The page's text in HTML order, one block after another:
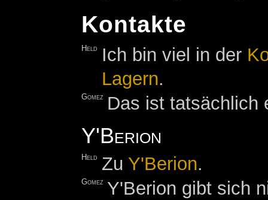
Kontakte
Held Ich bin viel in der
Lagern.
Gomez Das ist tatsächlich
Y'Berion
Held Zu Y'Berion.
Gomez Y'Berion gibt sich